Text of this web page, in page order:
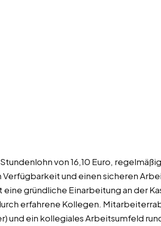
von 16,10 Euro,
und einen sicheren
gründliche Einarbeitung an der
erfahrene Kollegen.
und ein kollegiales Arbeitsumfeld